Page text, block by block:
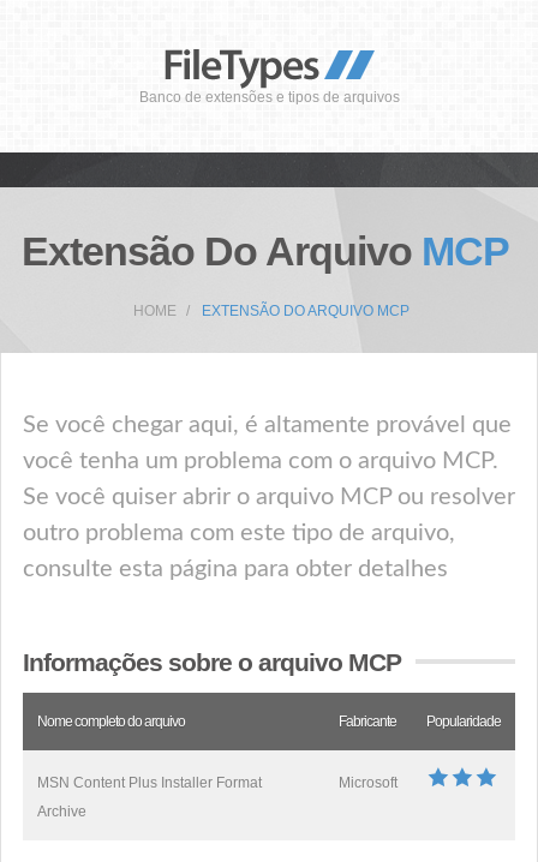
Banco de extensões e tipos de arquivos
Extensão Do Arquivo MCP
HOME EXTENSÃO DO ARQUIVO MCP
Se você chegar aqui, é altamente provável que
você tenha um problema com o arquivo MCP.
Se você quiser abrir o arquivo MCP ou resolver
outro problema com este tipo de arquivo,
consulte esta página para obter detalhes
Informações sobre o arquivo MCP
Nome completo do arquivo Fabricante Popularidade
MSN Content Plus Installer Format
Archive
Microsoft